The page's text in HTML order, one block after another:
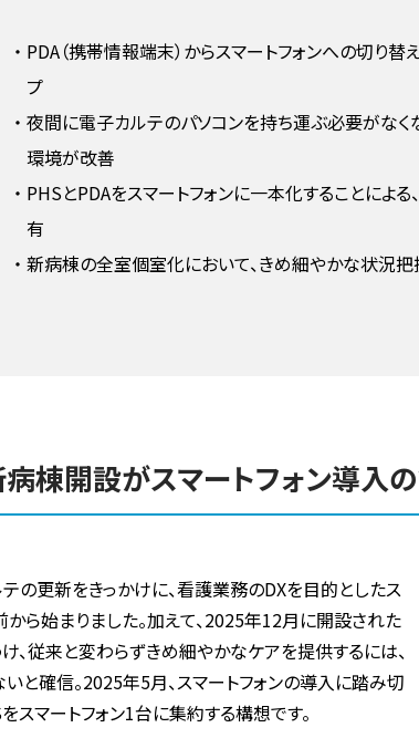
・ PDA（携帯情報端末）からスマートフォンへの切り
プ
・ 夜間に電子カルテのパソコンを持ち運ぶ必要がなく
環境が改善
・ PHSとPDAをスマートフォンに一本化することによ
有
・ 新病棟の全室個室化において、きめ細やかな状況
棟開設がスマートフォン導入
の更新をきっかけに、看護業務のDXを目的としたス
ら始まりました。加えて、2025年12月に開設された
、従来と変わらずきめ細やかなケアを提供するには、
と確信。2025年5月、スマートフォンの導入に踏み切
スマートフォン1台に集約する構想です。